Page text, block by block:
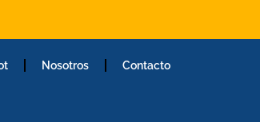
Nosotros Contacto